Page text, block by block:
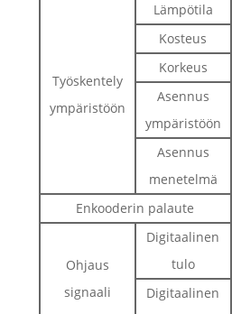
Työskentely
ympäristöön
Lämpötila
Kosteus
Korkeus
Asennus
ympäristöön
Asennus
menetelmä
Enkooderin palaute
Ohjaus
signaali
Digitaalinen
tulo
Digitaalinen